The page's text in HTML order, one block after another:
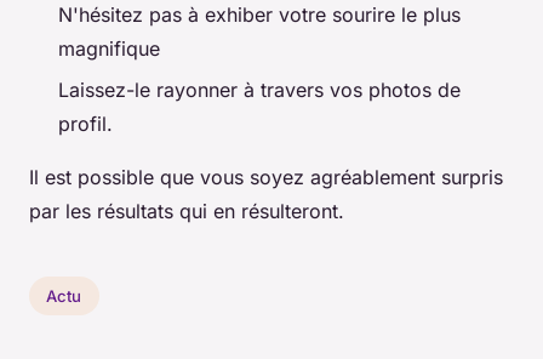
N'hésitez pas à exhiber votre sourire le plus
magnifique
Laissez-le rayonner à travers vos photos de
profil.
Il est possible que vous soyez agréablement surpris
par les résultats qui en résulteront.
Actu